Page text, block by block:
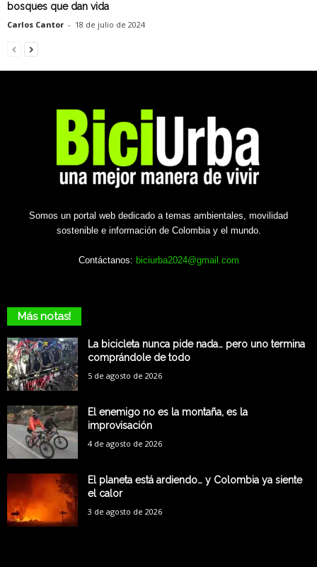
bosques que dan vida
Carlos Cantor - 18 de julio de 2024
Somos un portal web dedicado a temas ambientales, movilidad
sostenible e información de Colombia y el mundo.
Contáctanos: biciurba2024@gmail.com
Más notas!
La bicicleta nunca pide nada… pero uno termina
comprándole de todo
5 de agosto de 2026
El enemigo no es la montaña, es la
improvisación
4 de agosto de 2026
El planeta está ardiendo… y Colombia ya siente
el calor
3 de agosto de 2026